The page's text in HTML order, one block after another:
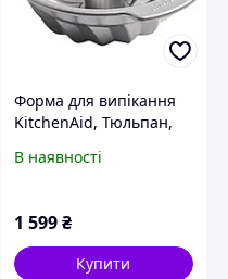
Форма для випікання
KitchenAid, Тюльпан,
В наявності
1 599₴
Купити